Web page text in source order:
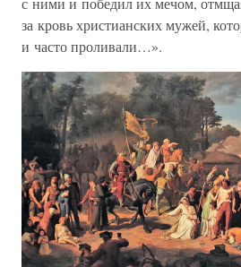
за кровь христианских мужей,
и часто проливали…».